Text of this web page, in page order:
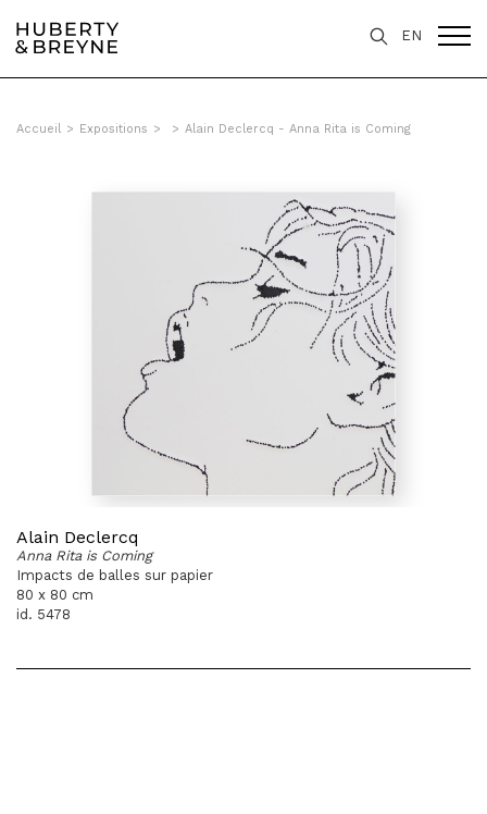
EN
Accueil > Expositions > > Alain Declercq - Anna Rita is Coming
Alain Declercq
Anna Rita is Coming
Impacts de balles sur papier
80 x 80 cm
id. 5478